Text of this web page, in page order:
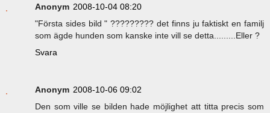
Anonym 2008-10-04 08:20
"Första sides bild " ????????? det finns ju faktiskt en familj
som ägde hunden som kanske inte vill se detta.........Eller ?
Svara
Anonym 2008-10-06 09:02
Den som ville se bilden hade möjlighet att titta precis som